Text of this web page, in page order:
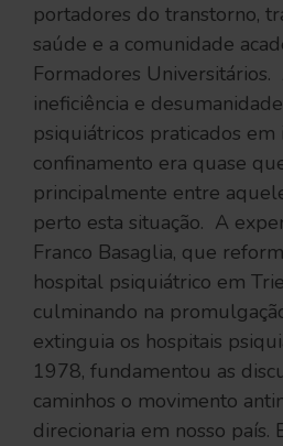
portadores do transtorno,
saúde e a comunidade
Formadores Universitários.
ineficiência e
psiquiátricos praticados em
confinamento era quase
principalmente entre
perto esta situação. A
Franco Basaglia, que
hospital psiquiátrico em
culminando na
extinguia os hospitais
1978, fundamentou as
caminhos o movimento
direcionaria em nosso país.